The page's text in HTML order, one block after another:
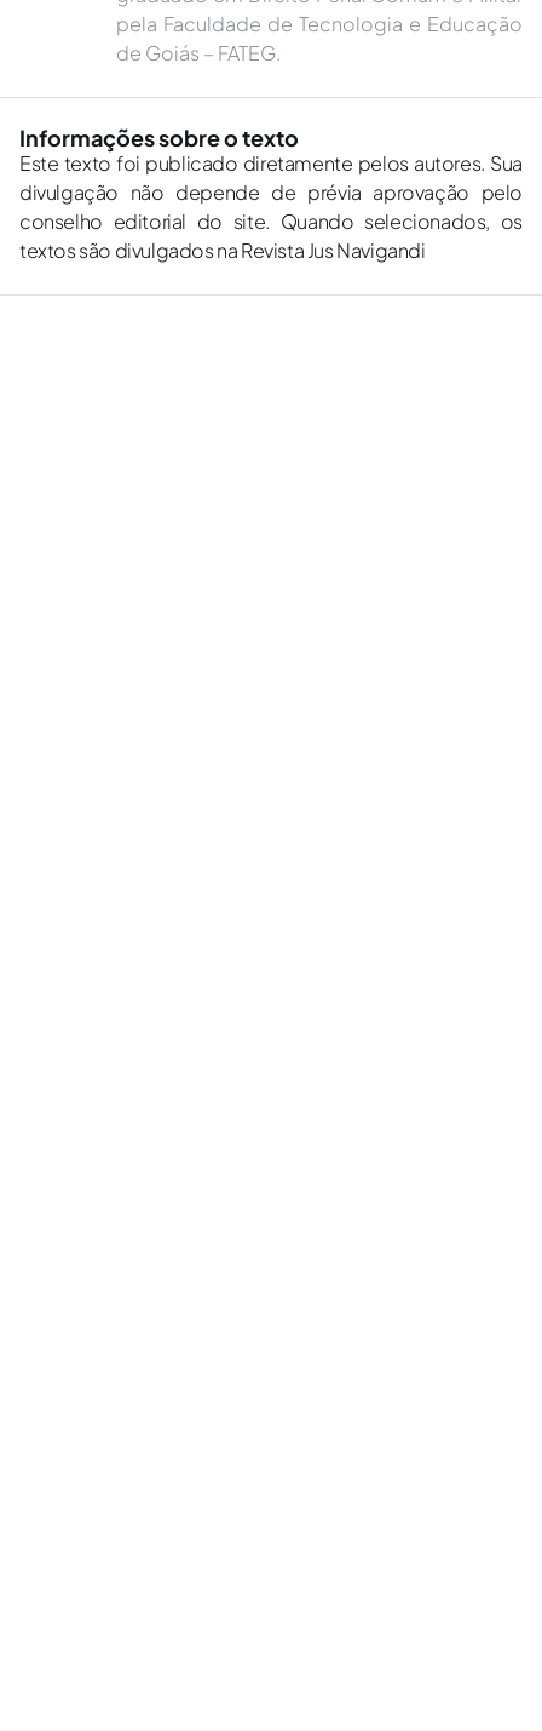
pela Faculdade de Tecnologia e Educação
de Goiás – FATEG.
Informações sobre o texto
Este texto foi publicado diretamente pelos autores. Sua
divulgação não depende de prévia aprovação pelo
conselho editorial do site. Quando selecionados, os
textos são divulgados na Revista Jus Navigandi